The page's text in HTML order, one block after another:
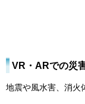
VR・ARでの災
地震や風水害、消火